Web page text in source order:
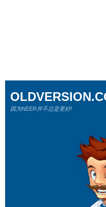
因为NEER并不总是更好!